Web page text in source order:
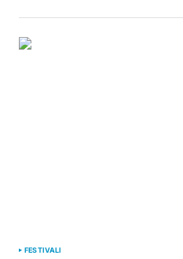
FESTIVALI